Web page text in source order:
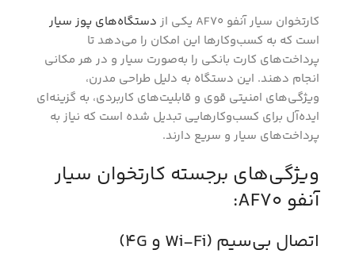
کارتخوان سیار آنفو AF70 یکی از
دستگاه‌های پوز سیار
است که به کسب‌وکارها این امکان را می‌دهد تا
پرداخت‌های کارت بانکی را به‌صورت سیار و در هر مکانی
انجام دهند. این دستگاه به دلیل طراحی مدرن،
ویژگی‌های امنیتی قوی و قابلیت‌های کاربردی، به گزینه‌ای
ایده‌آل برای کسب‌وکارهایی تبدیل شده است که نیاز به
پرداخت‌های سیار و سریع دارند.
ویژگی‌های برجسته کارتخوان سیار
آنفو AF70:
اتصال بی‌سیم (Wi-Fi و 4G)